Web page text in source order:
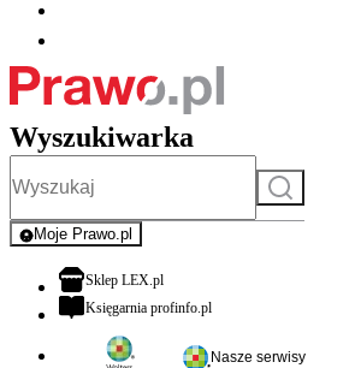
Wyszukiwarka
Szukaj
Moje Prawo.pl
- rejestracja i logowanie do serwisu
Sklep LEX.plotwiera się w nowej karcie
Księgarnia profinfo.plotwiera się w nowej karcie
Nasze serwisy